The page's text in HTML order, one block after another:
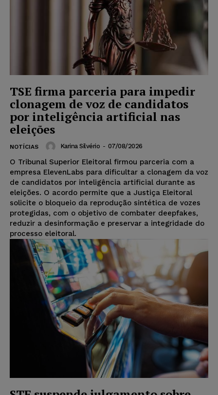
TSE firma parceria para impedir
clonagem de voz de candidatos
por inteligência artificial nas
eleições
NOTÍCIAS Karina Silvério - 07/08/2026
O Tribunal Superior Eleitoral firmou parceria com a
empresa ElevenLabs para dificultar a clonagem da voz
de candidatos por inteligência artificial durante as
eleições. O acordo permite que a Justiça Eleitoral
solicite o bloqueio da reprodução sintética de vozes
protegidas, com o objetivo de combater deepfakes,
reduzir a desinformação e preservar a integridade do
processo eleitoral.